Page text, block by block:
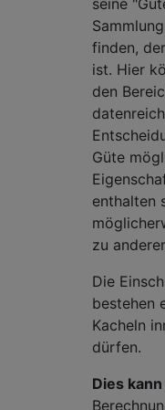
seine
finden,
ist. Hier
den
Güte
enthalten
zu
Die
bestehen
Kacheln
dürfen.
Dies kann